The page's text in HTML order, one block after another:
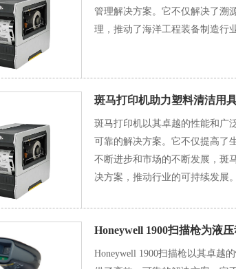
管理解决方案。它不仅解决了溯
理，推动了海洋工程装备制造行
斑马打印机助力塑料清洁用
斑马打印机以其卓越的性能和广
可靠的解决方案。它不仅提高了
不断进步和市场的不断发展，斑
决方案，推动行业的可持续发展。
Honeywell 1900扫描枪为液
Honeywell 1900扫描枪以其卓越